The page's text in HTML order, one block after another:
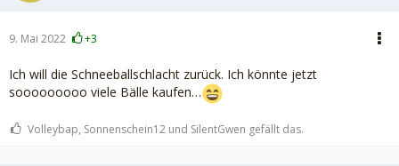
9. Mai 2022 +3
Ich will die Schneeballschlacht zurück. Ich könnte jetzt
sooooooooo viele Bälle kaufen…
Volleybap, Sonnenschein12 und SilentGwen gefällt das.